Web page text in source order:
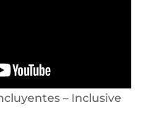
– Inclusive